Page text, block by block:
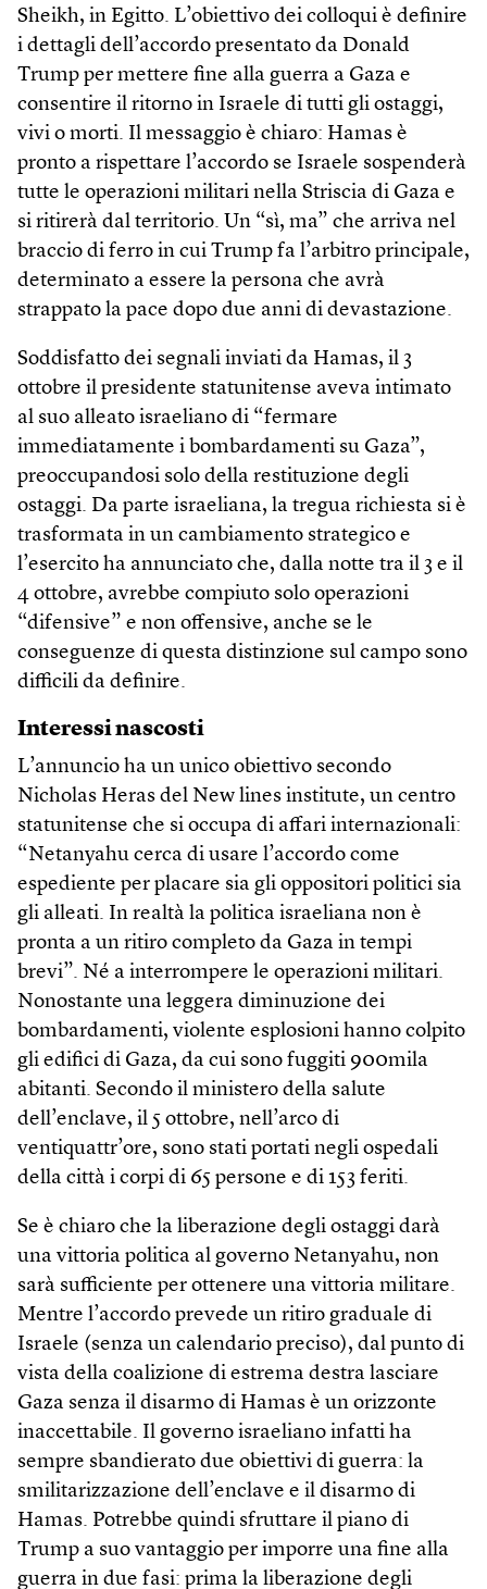
Sheikh, in Egitto. L’obiettivo dei colloqui è definire
i dettagli dell’accordo presentato da Donald
Trump per mettere fine alla guerra a Gaza e
consentire il ritorno in Israele di tutti gli ostaggi,
vivi o morti. Il messaggio è chiaro: Hamas è
pronto a rispettare l’accordo se Israele sospenderà
tutte le operazioni militari nella Striscia di Gaza e
si ritirerà dal territorio. Un “sì, ma” che arriva nel
braccio di ferro in cui Trump fa l’arbitro principale,
determinato a essere la persona che avrà
strappato la pace dopo due anni di devastazione.
Soddisfatto dei segnali inviati da Hamas, il 3
ottobre il presidente statunitense aveva intimato
al suo alleato israeliano di “fermare
immediatamente i bombardamenti su Gaza”,
preoccupandosi solo della restituzione degli
ostaggi. Da parte israeliana, la tregua richiesta si è
trasformata in un cambiamento strategico e
l’esercito ha annunciato che, dalla notte tra il 3 e il
4 ottobre, avrebbe compiuto solo operazioni
“difensive” e non offensive, anche se le
conseguenze di questa distinzione sul campo sono
difficili da definire.
Interessi nascosti
L’annuncio ha un unico obiettivo secondo
Nicholas Heras del New lines institute, un centro
statunitense che si occupa di affari internazionali:
“Netanyahu cerca di usare l’accordo come
espediente per placare sia gli oppositori politici sia
gli alleati. In realtà la politica israeliana non è
pronta a un ritiro completo da Gaza in tempi
brevi”. Né a interrompere le operazioni militari.
Nonostante una leggera diminuzione dei
bombardamenti, violente esplosioni hanno colpito
gli edifici di Gaza, da cui sono fuggiti 900mila
abitanti. Secondo il ministero della salute
dell’enclave, il 5 ottobre, nell’arco di
ventiquattr’ore, sono stati portati negli ospedali
della città i corpi di 65 persone e di 153 feriti.
Se è chiaro che la liberazione degli ostaggi darà
una vittoria politica al governo Netanyahu, non
sarà sufficiente per ottenere una vittoria militare.
Mentre l’accordo prevede un ritiro graduale di
Israele (senza un calendario preciso), dal punto di
vista della coalizione di estrema destra lasciare
Gaza senza il disarmo di Hamas è un orizzonte
inaccettabile. Il governo israeliano infatti ha
sempre sbandierato due obiettivi di guerra: la
smilitarizzazione dell’enclave e il disarmo di
Hamas. Potrebbe quindi sfruttare il piano di
Trump a suo vantaggio per imporre una fine alla
guerra in due fasi: prima la liberazione degli